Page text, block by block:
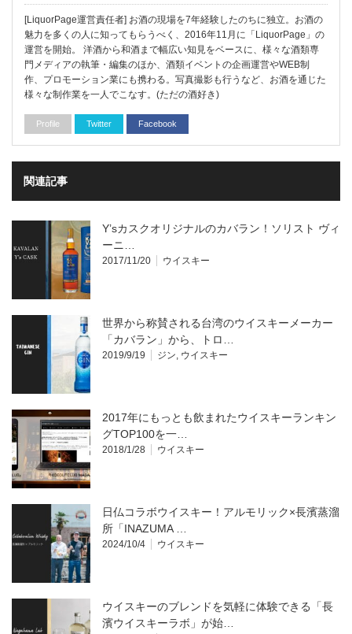
[LiquorPage運営責任者] お酒の現場を7年経験したのちに独立。お酒の
魅力を多くの人に知ってもらうべく、2016年11月に「LiquorPage」の
運営を開始。 洋酒から和酒まで幅広い知見をベースに、様々な酒類専
門メディアの執筆・編集のほか、酒類イベントの企画運営やWEB制
作、プロモーション業にも携わる。写真撮影も行うなど、お酒を通じた
様々な制作業を一人でこなす。(ただの酒好き)
Profile Twitter Facebook
関連記事
Y’sカスクオリジナルのカバラン！ソリスト ヴィ
ーニ…
2017/11/20 ウイスキー
世界から称賛される台湾のウイスキーメーカー
「カバラン」から、トロ…
2019/9/19 ジン, ウイスキー
2017年にもっとも飲まれたウイスキーランキン
グTOP100を一…
2018/1/28 ウイスキー
日仏コラボウイスキー！アルモリック×長濱蒸溜
所「INAZUMA …
2024/10/4 ウイスキー
ウイスキーのブレンドを気軽に体験できる「長
濱ウイスキーラボ」が始…